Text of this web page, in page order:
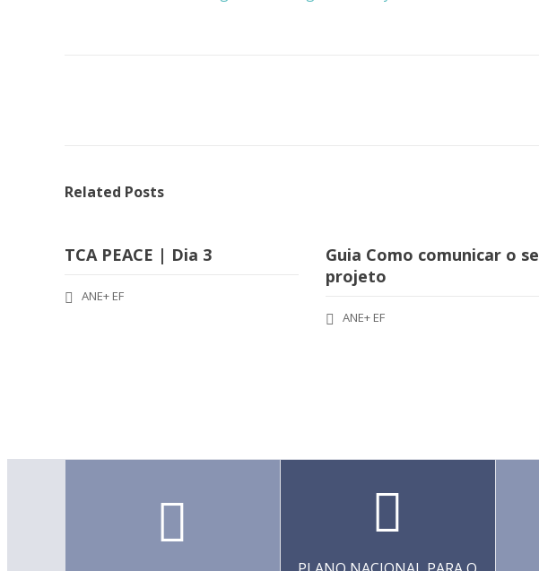
Related Posts
TCA PEACE | Dia 3
ANE+ EF
Guia Como comunicar o
projeto
ANE+ EF